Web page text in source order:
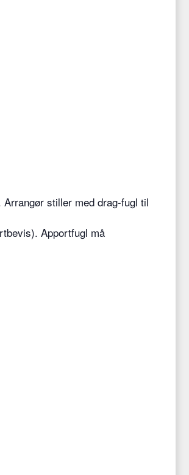
stiller med drag-fugl til
Apportfugl må